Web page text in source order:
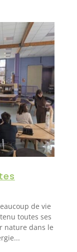
de vie
toutes ses
nature dans le